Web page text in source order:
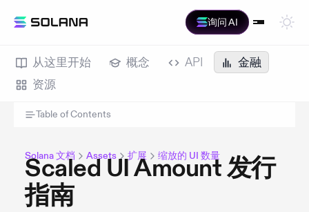
询问 AI
从这里开始 概念 API
金融
资源
Table of Contents
Solana 文档 Assets 扩展 缩放的 UI 数量
Scaled UI Amount 发行
指南